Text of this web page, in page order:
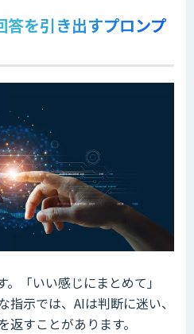
を引き出すプロンプ
「いい感じにまとめて」
指示では、AIは判断に迷い、
すことがあります。